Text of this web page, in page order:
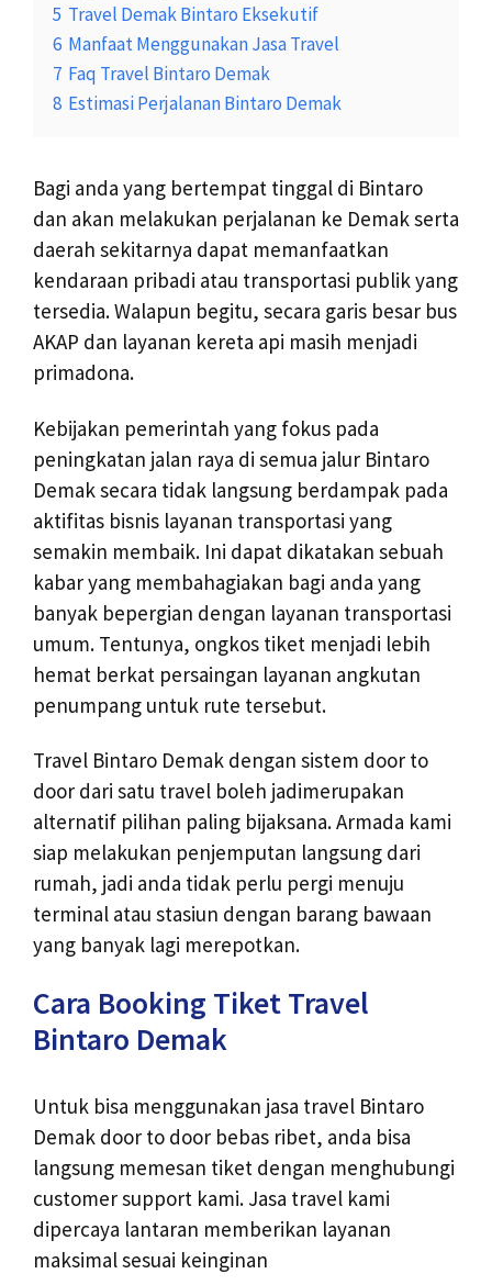
5 Travel Demak Bintaro Eksekutif
6 Manfaat Menggunakan Jasa Travel
7 Faq Travel Bintaro Demak
8 Estimasi Perjalanan Bintaro Demak
Bagi anda yang bertempat tinggal di Bintaro
dan akan melakukan perjalanan ke Demak serta
daerah sekitarnya dapat memanfaatkan
kendaraan pribadi atau transportasi publik yang
tersedia. Walapun begitu, secara garis besar bus
AKAP dan layanan kereta api masih menjadi
primadona.
Kebijakan pemerintah yang fokus pada
peningkatan jalan raya di semua jalur Bintaro
Demak secara tidak langsung berdampak pada
aktifitas bisnis layanan transportasi yang
semakin membaik. Ini dapat dikatakan sebuah
kabar yang membahagiakan bagi anda yang
banyak bepergian dengan layanan transportasi
umum. Tentunya, ongkos tiket menjadi lebih
hemat berkat persaingan layanan angkutan
penumpang untuk rute tersebut.
Travel Bintaro Demak dengan sistem door to
door dari satu travel boleh jadimerupakan
alternatif pilihan paling bijaksana. Armada kami
siap melakukan penjemputan langsung dari
rumah, jadi anda tidak perlu pergi menuju
terminal atau stasiun dengan barang bawaan
yang banyak lagi merepotkan.
Cara Booking Tiket Travel
Bintaro Demak
Untuk bisa menggunakan jasa travel Bintaro
Demak door to door bebas ribet, anda bisa
langsung memesan tiket dengan menghubungi
customer support kami. Jasa travel kami
dipercaya lantaran memberikan layanan
maksimal sesuai keinginan